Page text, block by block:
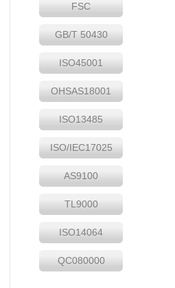
FSC
GB/T 50430
ISO45001
OHSAS18001
ISO13485
ISO/IEC17025
AS9100
TL9000
ISO14064
QC080000